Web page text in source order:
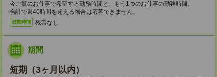
今ご覧のお仕事で希望する勤務時間と、もう1つのお仕事の勤務時間。
合計で週40時間を超える場合は応募できません。
残業時間 残業なし
期間
短期（3ヶ月以内）